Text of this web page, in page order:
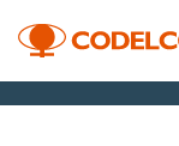
Transparencia